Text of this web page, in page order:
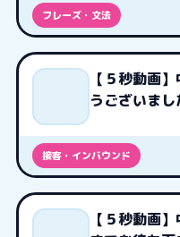
フレーズ・文法
【５秒動画
うございまし
接客・インバウンド
【５秒動画